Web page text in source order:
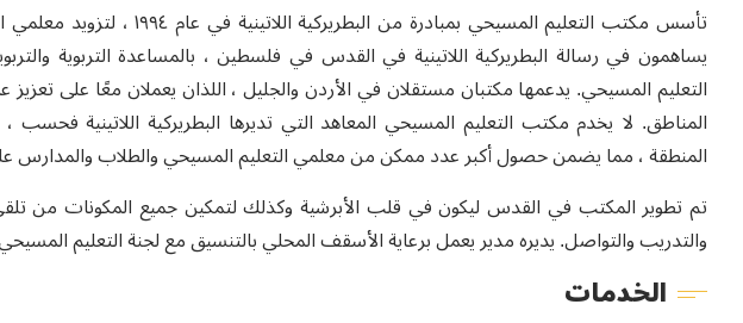
تأسس مكتب التعليم المسيحي بمبادرة
يساهمون في رسالة البطريركية اللاتينية في القدس في فلسطين ، بالمساعدة التربوية
التعليم المسيحي. يدعمها مكتبان مستقلان في الأردن والجليل ، اللذان يعملان معًا على تعزيز
المناطق. لا يخدم مكتب التعليم المسيحي المعاهد التي تديرها البطريركية اللاتينية
المنطقة ، مما يضمن حصول أكبر عدد ممكن من معلمي التعليم المسيحي والطلاب والمدارس
تم تطوير المكتب في القدس ليكون في قلب الأبرشية وكذلك لتمكين جميع المكونات من
والتدريب والتواصل. يديره مدير يعمل برعاية الأسقف المحلي بالتنسيق مع لجنة التعليم
الخدمات